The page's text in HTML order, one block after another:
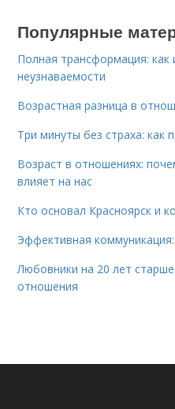
Популярные
Полная трансформация: как
неузнаваемости
Возрастная разница в
Три минуты без страха: как
Возраст в отношениях:
влияет на нас
Кто основал Красноярск и
Эффективная
Любовники на 20 лет
отношения